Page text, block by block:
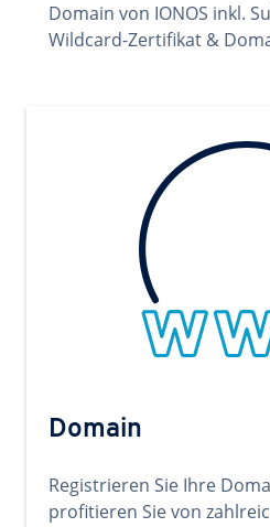
Domain von IONOS inkl.
Wildcard-Zertifikat &
Domain
Registrieren Sie Ihre
profitieren Sie von